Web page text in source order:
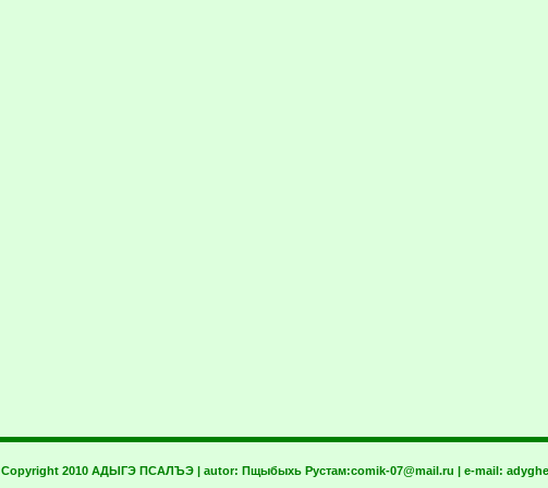
Copyright 2010 АДЫГЭ ПСАЛЪЭ | autor: Пщыбыхь Рустам:comik-07@mail.ru | e-mail: